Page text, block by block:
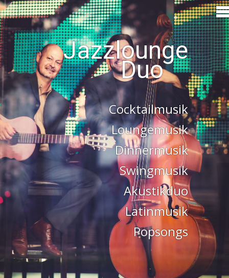
Jazzlounge
Cocktailmusik
Loungemusik
Dinnermusik
Swingmusik
Akustikduo
Latinmusik
Popsongs